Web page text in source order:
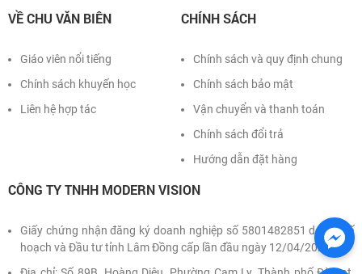
VỀ CHU VĂN BIÊN
Giáo viên nổi tiếng
Chính sách khuyến học
Liên hệ hợp tác
CHÍNH SÁCH
Chính sách và quy định chung
Chính sách bảo mật
Vận chuyển và thanh toán
Chính sách đổi trả
Hướng dẫn đặt hàng
CÔNG TY TNHH MODERN VISION
Giấy chứng nhận đăng ký doanh nghiệp số 5801482851 do Sở Kế
hoạch và Đầu tư tỉnh Lâm Đồng cấp lần đầu ngày 12/04/2022